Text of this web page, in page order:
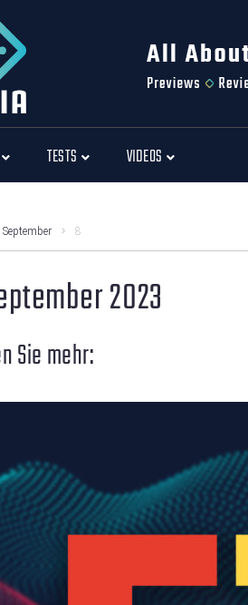
TESTS VIDEOS
September 8
2023
Sie mehr: